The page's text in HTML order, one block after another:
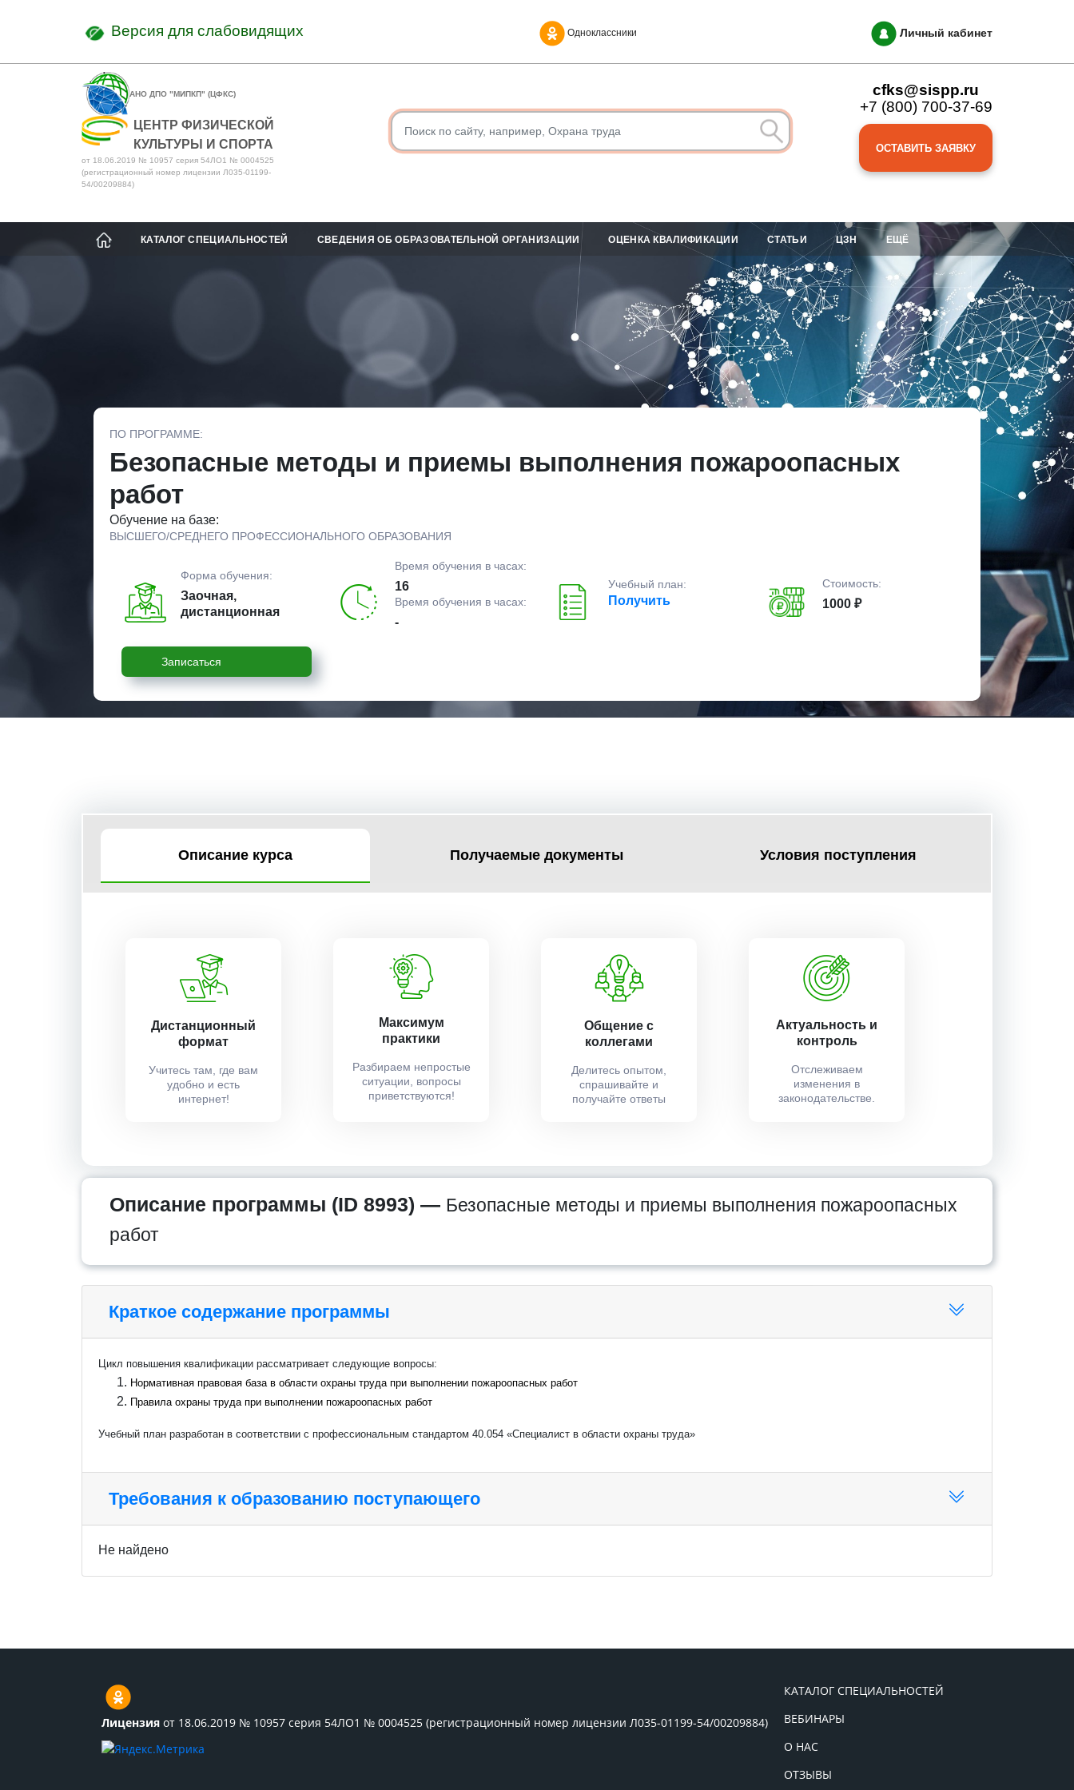
Версия для слабовидящих Одноклассники Личный кабинет
АНО ДПО "МИПКП" (ЦФКС)
ЦЕНТР ФИЗИЧЕСКОЙ
КУЛЬТУРЫ И СПОРТА
от 18.06.2019 № 10957 серия 54ЛО1 № 0004525
(регистрационный номер лицензии Л035-01199-
54/00209884)
cfks@sispp.ru
+7 (800) 700-37-69
ОСТАВИТЬ ЗАЯВКУ
КАТАЛОГ СПЕЦИАЛЬНОСТЕЙ СВЕДЕНИЯ ОБ ОБРАЗОВАТЕЛЬНОЙ ОРГАНИЗАЦИИ ОЦЕНКА КВАЛИФИКАЦИИ СТАТЬИ ЦЗН ЕЩЁ
ПО ПРОГРАММЕ:
Безопасные методы и приемы выполнения пожароопасных
работ
Обучение на базе:
ВЫСШЕГО/СРЕДНЕГО ПРОФЕССИОНАЛЬНОГО ОБРАЗОВАНИЯ
Форма обучения:
Заочная,
дистанционная
Время обучения в часах:
16
Время обучения в часах:
-
Учебный план:
Получить
Стоимость:
1000 ₽
Записаться
Описание курса Получаемые документы Условия поступления
Дистанционный
формат
Учитесь там, где вам
удобно и есть
интернет!
Максимум
практики
Разбираем непростые
ситуации, вопросы
приветствуются!
Общение с
коллегами
Делитесь опытом,
спрашивайте и
получайте ответы
Актуальность и
контроль
Отслеживаем
изменения в
законодательстве.
Описание программы (ID 8993) — Безопасные методы и приемы выполнения пожароопасных
работ
Краткое содержание программы
Цикл повышения квалификации рассматривает следующие вопросы:
Нормативная правовая база в области охраны труда при выполнении пожароопасных работ
Правила охраны труда при выполнении пожароопасных работ
Учебный план разработан в соответствии с профессиональным стандартом 40.054 «Специалист в области охраны труда»
Требования к образованию поступающего
Не найдено
Лицензия от 18.06.2019 № 10957 серия 54ЛО1 № 0004525 (регистрационный номер лицензии Л035-01199-54/00209884)
КАТАЛОГ СПЕЦИАЛЬНОСТЕЙ
ВЕБИНАРЫ
О НАС
ОТЗЫВЫ